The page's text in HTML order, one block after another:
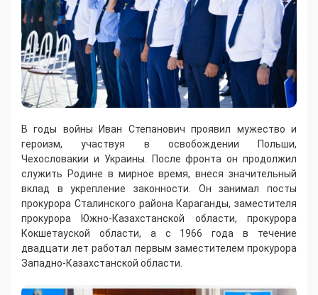
В годы войны Иван Степанович проявил мужество и
героизм, участвуя в освобождении Польши,
Чехословакии и Украины. После фронта он продолжил
служить Родине в мирное время, внеся значительный
вклад в укрепление законности. Он занимал посты
прокурора Сталинского района Караганды, заместителя
прокурора Южно-Казахстанской области, прокурора
Кокшетауской области, а с 1966 года в течение
двадцати лет работал первым заместителем прокурора
Западно-Казахстанской области.